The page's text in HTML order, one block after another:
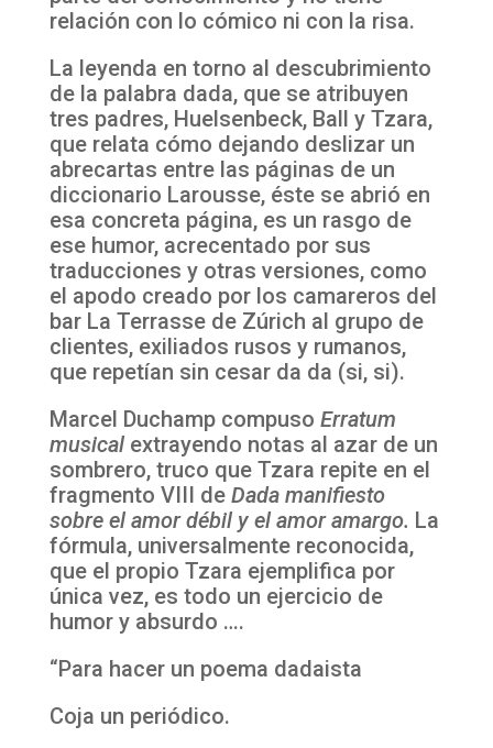
relación con lo cómico ni con la risa.
La leyenda en torno al descubrimiento
de la palabra dada, que se atribuyen
tres padres, Huelsenbeck, Ball y Tzara,
que relata cómo dejando deslizar un
abrecartas entre las páginas de un
diccionario Larousse, éste se abrió en
esa concreta página, es un rasgo de
ese humor, acrecentado por sus
traducciones y otras versiones, como
el apodo creado por los camareros del
bar La Terrasse de Zúrich al grupo de
clientes, exiliados rusos y rumanos,
que repetían sin cesar da da (si, si).
Marcel Duchamp compuso Erratum
musical extrayendo notas al azar de un
sombrero, truco que Tzara repite en el
fragmento VIII de Dada manifiesto
sobre el amor débil y el amor amargo. La
fórmula, universalmente reconocida,
que el propio Tzara ejemplifica por
única vez, es todo un ejercicio de
humor y absurdo ….
“Para hacer un poema dadaista
Coja un periódico.